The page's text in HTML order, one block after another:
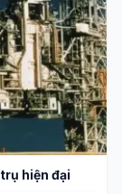
hiện đại